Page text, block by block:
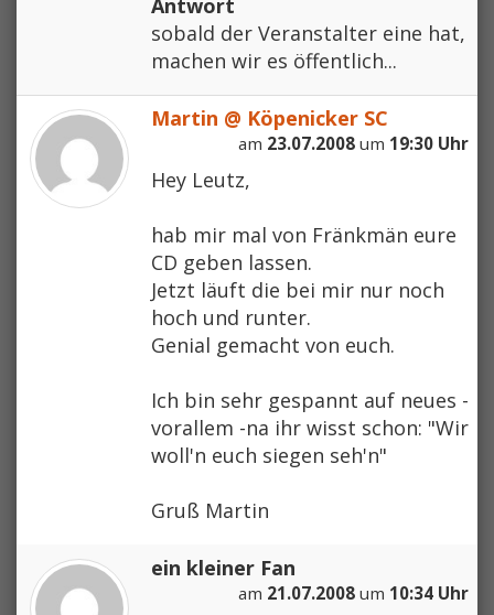
Antwort
sobald der Veranstalter eine hat,
machen wir es öffentlich...
Martin @ Köpenicker SC
am 23.07.2008 um 19:30 Uhr
Hey Leutz,
hab mir mal von Fränkmän eure
CD geben lassen.
Jetzt läuft die bei mir nur noch
hoch und runter.
Genial gemacht von euch.
Ich bin sehr gespannt auf neues -
vorallem -na ihr wisst schon: "Wir
woll'n euch siegen seh'n"
Gruß Martin
ein kleiner Fan
am 21.07.2008 um 10:34 Uhr